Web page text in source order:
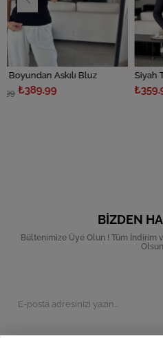
Bluz Siyah Tek Omuz
BIZDEN
Bültenimize Üye Olun ! Tüm İndirim